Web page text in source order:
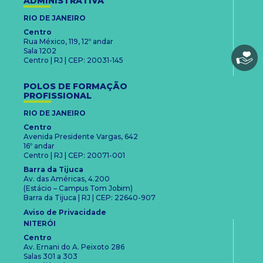
RIO DE JANEIRO
Centro
Rua México, 119, 12º andar
Sala 1202
Centro | RJ | CEP: 20031-145
POLOS DE FORMAÇÃO
PROFISSIONAL
RIO DE JANEIRO
Centro
Avenida Presidente Vargas, 642
16º andar
Centro | RJ | CEP: 20071-001
Barra da Tijuca
Av. das Américas, 4.200
(Estácio – Campus Tom Jobim)
Barra da Tijuca | RJ | CEP: 22640-907
Aviso de Privacidade
NITERÓI
Centro
Av. Ernani do A. Peixoto 286
Salas 301 a 303